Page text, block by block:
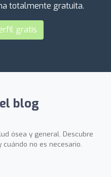
totalmente gratuita.
gratis
blog
ósea y general. Descubre
no es necesario.